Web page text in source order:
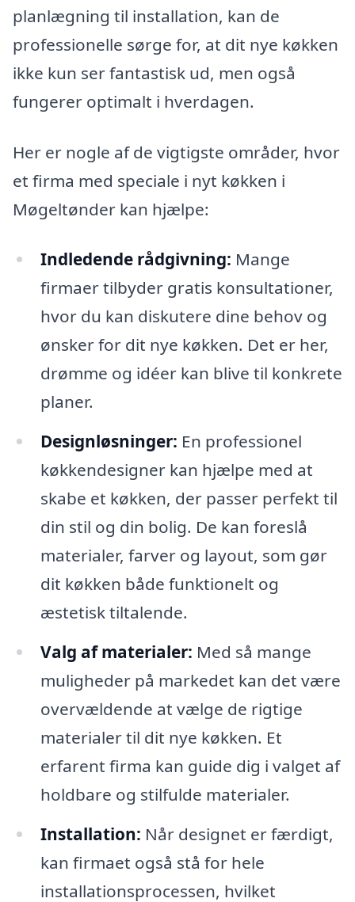
planlægning til installation, kan de
professionelle sørge for, at dit nye køkken
ikke kun ser fantastisk ud, men også
fungerer optimalt i hverdagen.
Her er nogle af de vigtigste områder, hvor
et firma med speciale i nyt køkken i
Møgeltønder kan hjælpe:
Indledende rådgivning: Mange
firmaer tilbyder gratis konsultationer,
hvor du kan diskutere dine behov og
ønsker for dit nye køkken. Det er her,
drømme og idéer kan blive til konkrete
planer.
Designløsninger: En professionel
køkkendesigner kan hjælpe med at
skabe et køkken, der passer perfekt til
din stil og din bolig. De kan foreslå
materialer, farver og layout, som gør
dit køkken både funktionelt og
æstetisk tiltalende.
Valg af materialer: Med så mange
muligheder på markedet kan det være
overvældende at vælge de rigtige
materialer til dit nye køkken. Et
erfarent firma kan guide dig i valget af
holdbare og stilfulde materialer.
Installation: Når designet er færdigt,
kan firmaet også stå for hele
installationsprocessen, hvilket